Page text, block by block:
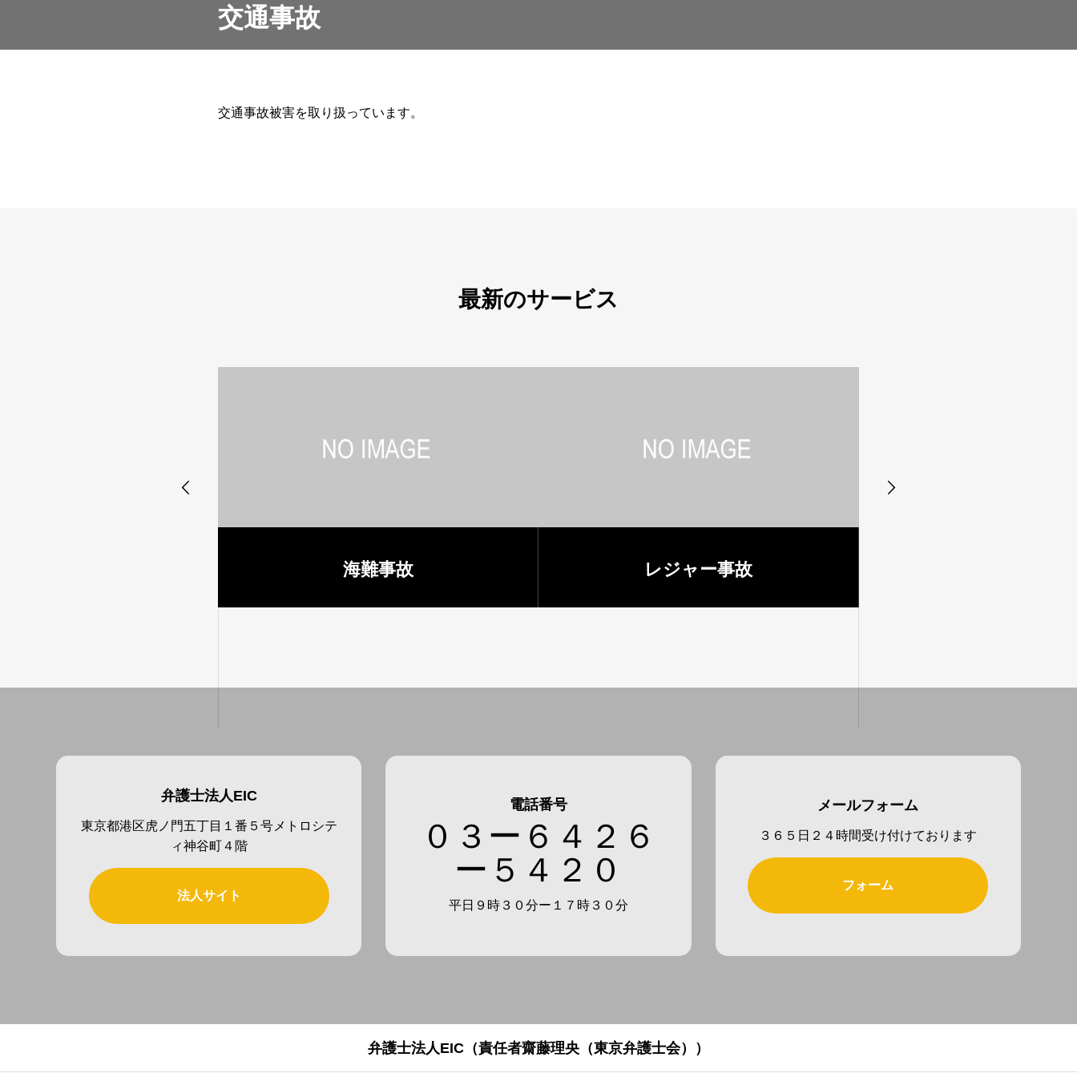
交通事故
交通事故被害を取り扱っています。
最新のサービス
海難事故 レジャー事故
 
弁護士法人EIC
東京都港区虎ノ門五丁目１番５号メトロシテ
ィ神谷町４階
法人サイト
電話番号
０３ー６４２６
ー５４２０
平日９時３０分ー１７時３０分
メールフォーム
３６５日２４時間受け付けております
フォーム
弁護士法人EIC（責任者齋藤理央（東京弁護士会））